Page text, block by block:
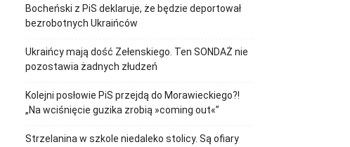
Bocheński z PiS deklaruje, że będzie deportował
bezrobotnych Ukraińców
Ukraińcy mają dość Zełenskiego. Ten SONDAŻ nie
pozostawia żadnych złudzeń
Kolejni posłowie PiS przejdą do Morawieckiego?!
„Na wciśnięcie guzika zrobią »coming out«”
Strzelanina w szkole niedaleko stolicy. Są ofiary